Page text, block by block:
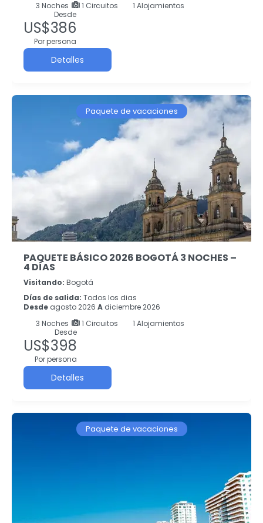
3 Noches 1 Circuitos
1 Alojamientos
Desde
US$386
Por persona
Detalles
Paquete de vacaciones
PAQUETE BÁSICO 2026 BOGOTÁ 3 NOCHES –
4 DÍAS
Visitando: Bogotá
Días de salida: Todos los dias
Desde agosto 2026 A diciembre 2026
3 Noches 1 Circuitos
1 Alojamientos
Desde
US$398
Por persona
Detalles
Paquete de vacaciones